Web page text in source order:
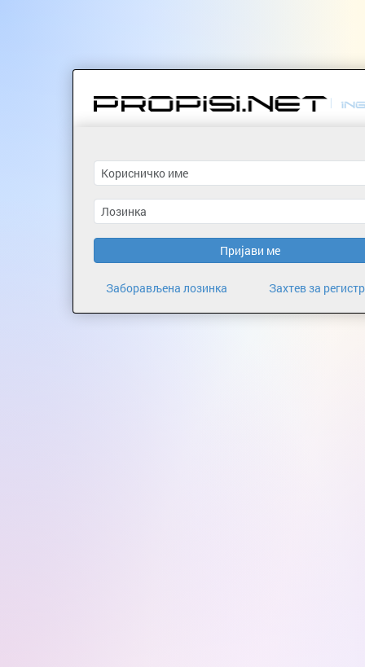
Пријави ме
Заборављена лозинка Захтев за